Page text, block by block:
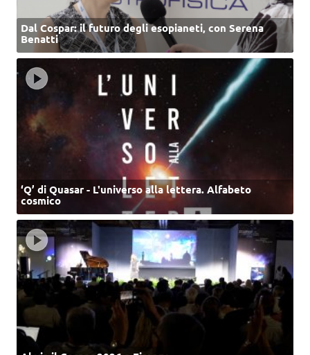
Dal Cospar: il futuro degli esopianeti, con Serena
Benatti
‘Q’ di Quasar - L'universo alla lettera. Alfabeto
cosmico